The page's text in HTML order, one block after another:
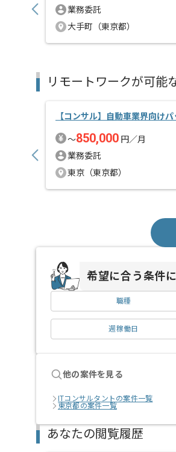
業務委託
大手町（東京都）
リモートワークが可能
【コンサル】自動車業界向け
〜850,000 円／月
業務委託
東京（東京都）
希望に合う条件
職種
週稼働日
他の案件を見る
ITコンサルタントの案件一覧
東京都の案件一覧
あなたの閲覧履歴